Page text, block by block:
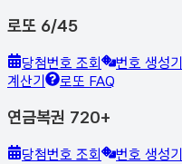
로또 6/45
당첨번호 조회 번호 생성기
계산기
로또 FAQ
연금복권 720+
당첨번호 조회 번호 생성기